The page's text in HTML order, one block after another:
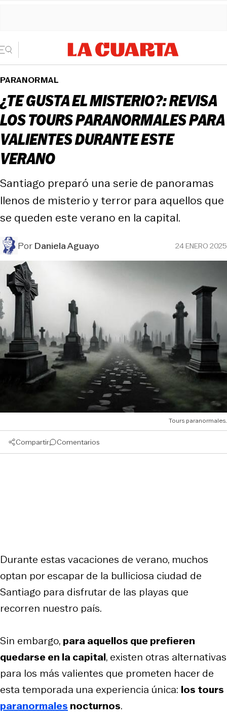
PARANORMAL
¿TE GUSTA EL MISTERIO?: REVISA
LOS TOURS PARANORMALES PARA
VALIENTES DURANTE ESTE
VERANO
Santiago preparó una serie de panoramas
llenos de misterio y terror para aquellos que
se queden este verano en la capital.
PorDaniela Aguayo 24 ENERO 2025
Tours paranormales.
Compartir Comentarios
Durante estas vacaciones de verano, muchos
optan por escapar de la bulliciosa ciudad de
Santiago para disfrutar de las playas que
recorren nuestro país.
Sin embargo, para aquellos que prefieren
quedarse en la capital, existen otras alternativas
para los más valientes que prometen hacer de
esta temporada una experiencia única: los tours
paranormales nocturnos.